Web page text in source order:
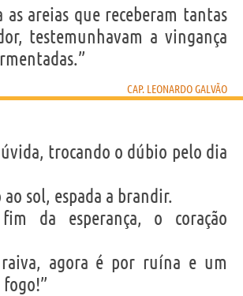
as areias que receberam tantas
testemunhavam a vingança
CAP. LEONARDO GALVÃO
trocando o dúbio pelo dia
sol, espada a brandir.
da esperança, o coração
agora é por ruína e um